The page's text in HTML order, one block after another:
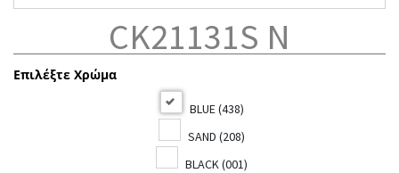
CK21131S N
Επιλέξτε Χρώμα
BLUE (438)
SAND (208)
BLACK (001)